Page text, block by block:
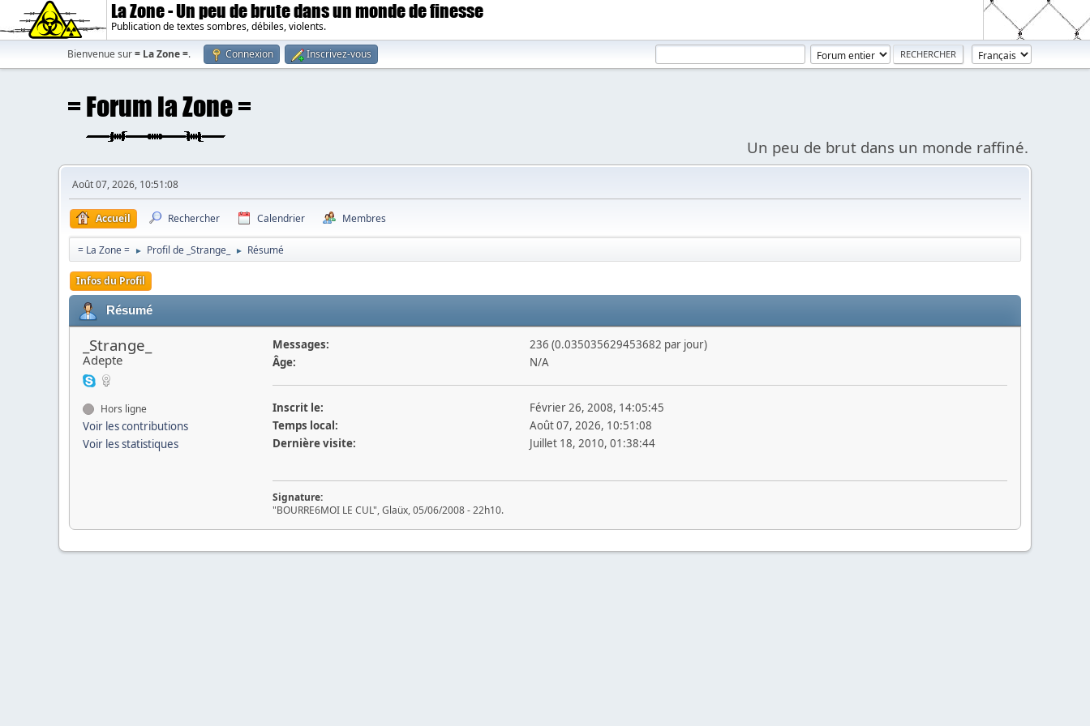
La Zone - Un peu de brute dans un monde de finesse
Publication de textes sombres, débiles, violents.
Bienvenue sur= La Zone =. Connexion Inscrivez-vous
Un peu de brut dans un monde raffiné.
Août 07, 2026, 10:51:08
Accueil Rechercher Calendrier Membres
= La Zone = ► Profil de _Strange_ ► Résumé
Infos du Profil
Résumé
_Strange_
Adepte
Hors ligne
Voir les contributions
Voir les statistiques
Messages:
236 (0.035035629453682 par jour)
Âge:
N/A
Inscrit le:
Février 26, 2008, 14:05:45
Temps local:
Août 07, 2026, 10:51:08
Dernière visite:
Juillet 18, 2010, 01:38:44
Signature:
"BOURRE6MOI LE CUL", Glaüx, 05/06/2008 - 22h10.